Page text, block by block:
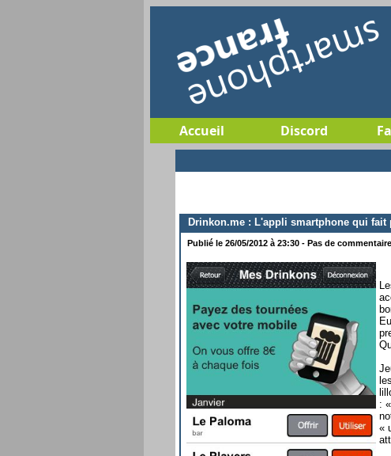
Accueil Discord
Drinkon.me : L'appli smartphone qui fait
Publié le 26/05/2012 à 23:30 - Pas de
:
«